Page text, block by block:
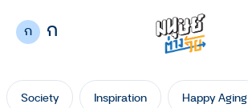
ก ก
Society Inspiration Happy Aging